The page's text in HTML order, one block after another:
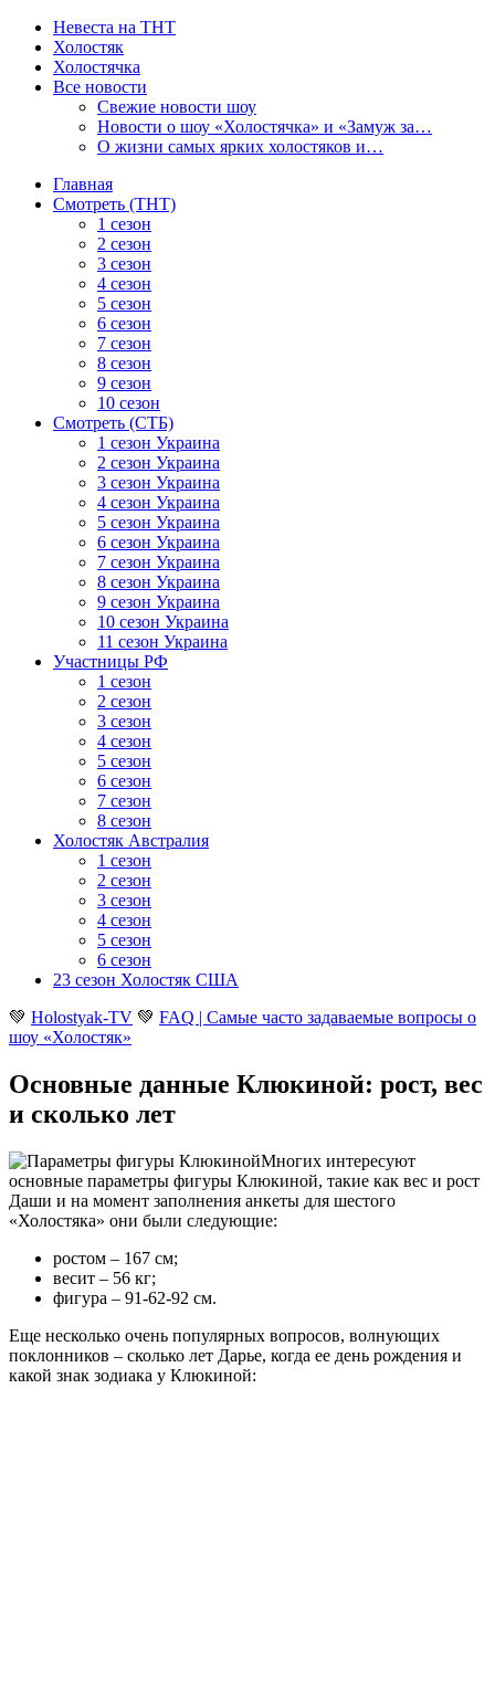
Невеста на ТНТ
Холостяк
Холостячка
Все новости
Свежие новости шоу
Новости о шоу «Холостячка» и «Замуж за…
О жизни самых ярких холостяков и…
Главная
Смотреть (ТНТ)
1 сезон
2 сезон
3 сезон
4 сезон
5 сезон
6 сезон
7 сезон
8 сезон
9 сезон
10 сезон
Смотреть (СТБ)
1 сезон Украина
2 сезон Украина
3 сезон Украина
4 сезон Украина
5 сезон Украина
6 сезон Украина
7 сезон Украина
8 сезон Украина
9 сезон Украина
10 сезон Украина
11 сезон Украина
Участницы РФ
1 сезон
2 сезон
3 сезон
4 сезон
5 сезон
6 сезон
7 сезон
8 сезон
Холостяк Австралия
1 сезон
2 сезон
3 сезон
4 сезон
5 сезон
6 сезон
23 сезон Холостяк США
💚 Holostyak-TV 💚 FAQ | Самые часто задаваемые вопросы о
шоу «Холостяк»
Основные данные Клюкиной: рост, вес
и сколько лет
Многих интересуют
основные параметры фигуры Клюкиной, такие как вес и рост
Даши и на момент заполнения анкеты для шестого
«Холостяка» они были следующие:
ростом – 167 см;
весит – 56 кг;
фигура – 91-62-92 см.
Еще несколько очень популярных вопросов, волнующих
поклонников – сколько лет Дарье, когда ее день рождения и
какой знак зодиака у Клюкиной: